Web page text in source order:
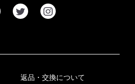
返品・交換について